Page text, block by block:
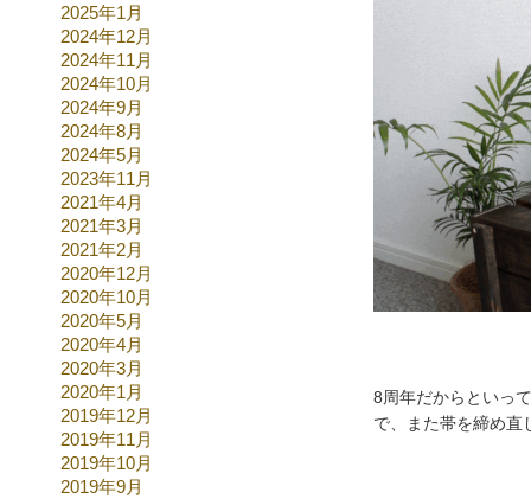
2025年1月
2024年12月
2024年11月
2024年10月
2024年9月
2024年8月
2024年5月
2023年11月
2021年4月
2021年3月
2021年2月
2020年12月
2020年10月
2020年5月
2020年4月
2020年3月
2020年1月
2019年12月
2019年11月
2019年10月
2019年9月
8周年だからといっ
で、また帯を締め直